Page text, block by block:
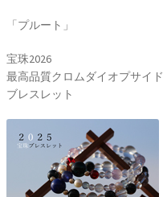
「プルート」
宝珠2026
最高品質クロムダイオプサイド
ブレスレット